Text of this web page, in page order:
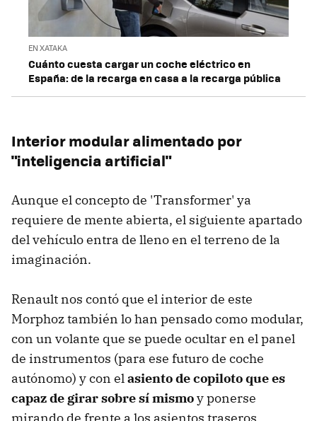
EN XATAKA
Cuánto cuesta cargar un coche eléctrico en
España: de la recarga en casa a la recarga pública
Interior modular alimentado por
"inteligencia artificial"
Aunque el concepto de 'Transformer' ya
requiere de mente abierta, el siguiente apartado
del vehículo entra de lleno en el terreno de la
imaginación.
Renault nos contó que el interior de este
Morphoz también lo han pensado como modular,
con un volante que se puede ocultar en el panel
de instrumentos (para ese futuro de coche
autónomo) y con elasiento de copiloto que es
capaz de girar sobre sí mismoy ponerse
mirando de frente a los asientos traseros.